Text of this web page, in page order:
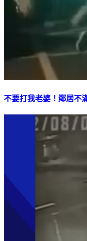
不要打我老婆！鄰居